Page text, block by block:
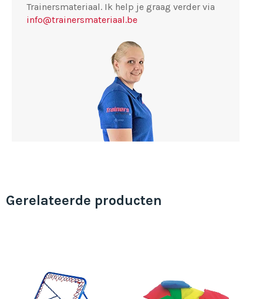
Trainersmateriaal. Ik help je graag verder via
info@trainersmateriaal.be
Gerelateerde producten